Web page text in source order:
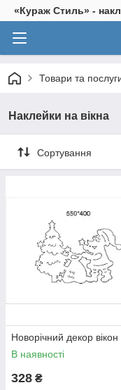
«Кураж Стиль» -
Товари та
Наклейки на вікна
Сортування
Новорічний декор вікон
В наявності
328 ₴